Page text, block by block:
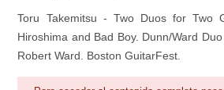
Toru Takemitsu - Two Duos for Two
Hiroshima and Bad Boy. Dunn/Ward
Robert Ward. Boston GuitarFest.